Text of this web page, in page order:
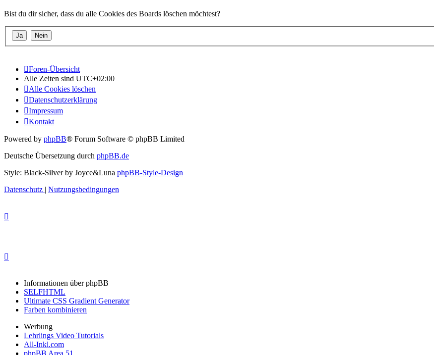
Bist du dir sicher, dass du alle Cookies des Boards löschen möchtest?
Foren-Übersicht
Alle Zeiten sind UTC+02:00
Alle Cookies löschen
Datenschutzerklärung
Impressum
Kontakt
Powered by phpBB® Forum Software © phpBB Limited
Deutsche Übersetzung durch phpBB.de
Style: Black-Silver by Joyce&Luna phpBB-Style-Design
Datenschutz | Nutzungsbedingungen
Informationen über phpBB
SELFHTML
Ultimate CSS Gradient Generator
Farben kombinieren
Werbung
Lehrlings Video Tutorials
All-Inkl.com